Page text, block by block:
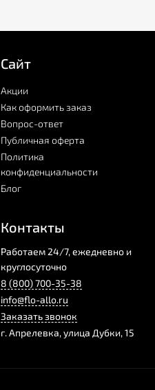
Сайт
Акции
Как оформить заказ
Вопрос-ответ
Публичная оферта
Политика
конфиденциальности
Блог
Контакты
Работаем 24/7, ежедневно и
круглосуточно
8 (800) 700-35-38
info@flo-allo.ru
Заказать звонок
г.Апрелевка,улица Дубки, 15